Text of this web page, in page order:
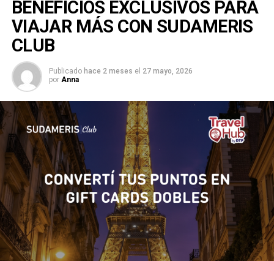
BENEFICIOS EXCLUSIVOS PARA
VIAJAR MÁS CON SUDAMERIS
CLUB
Publicado hace 2 meses el 27 mayo, 2026
por Anna